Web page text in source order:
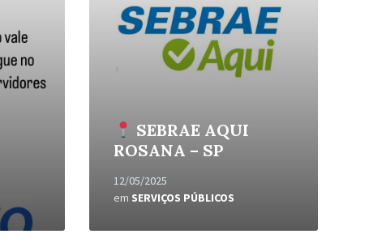
SEBRAE AQUI
ROSANA – SP
12/05/2025
em SERVIÇOS PÚBLICOS